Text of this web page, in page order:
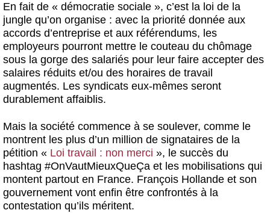
En fait de « démocratie sociale », c’est la loi de la
jungle qu’on organise : avec la priorité donnée aux
accords d’entreprise et aux référendums, les
employeurs pourront mettre le couteau du chômage
sous la gorge des salariés pour leur faire accepter des
salaires réduits et/ou des horaires de travail
augmentés. Les syndicats eux-mêmes seront
durablement affaiblis.
Mais la société commence à se soulever, comme le
montrent les plus d’un million de signataires de la
pétition « Loi travail : non merci », le succès du
hashtag #OnVautMieuxQueÇa et les mobilisations qui
montent partout en France. François Hollande et son
gouvernement vont enfin être confrontés à la
contestation qu’ils méritent.